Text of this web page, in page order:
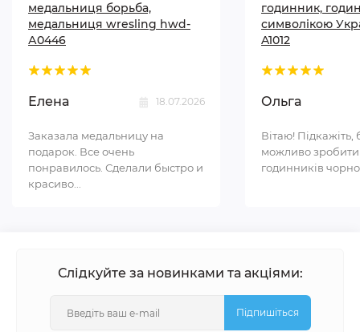
медальниця борьба,
медальниця wresling hwd-
А0446
Елена 18.07.2026
Заказала медальницу на
подарок. Все очень
понравилось. Сделали быстро и
красиво...
годинник,
символікою
A1012
Ольга
Вітаю! Підкажіть,
можливо
годинників
Слідкуйте за новинками та акціями:
Підпишіться